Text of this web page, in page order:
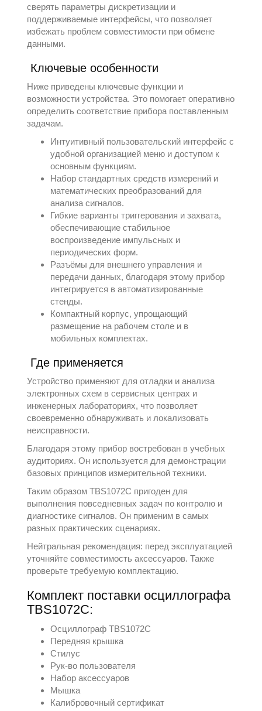
сверять параметры дискретизации и
поддерживаемые интерфейсы, что позволяет
избежать проблем совместимости при обмене
данными.
Ключевые особенности
Ниже приведены ключевые функции и
возможности устройства. Это помогает оперативно
определить соответствие прибора поставленным
задачам.
Интуитивный пользовательский интерфейс с
удобной организацией меню и доступом к
основным функциям.
Набор стандартных средств измерений и
математических преобразований для
анализа сигналов.
Гибкие варианты триггерования и захвата,
обеспечивающие стабильное
воспроизведение импульсных и
периодических форм.
Разъёмы для внешнего управления и
передачи данных, благодаря этому прибор
интегрируется в автоматизированные
стенды.
Компактный корпус, упрощающий
размещение на рабочем столе и в
мобильных комплектах.
Где применяется
Устройство применяют для отладки и анализа
электронных схем в сервисных центрах и
инженерных лабораториях, что позволяет
своевременно обнаруживать и локализовать
неисправности.
Благодаря этому прибор востребован в учебных
аудиториях. Он используется для демонстрации
базовых принципов измерительной техники.
Таким образом TBS1072C пригоден для
выполнения повседневных задач по контролю и
диагностике сигналов. Он применим в самых
разных практических сценариях.
Нейтральная рекомендация: перед эксплуатацией
уточняйте совместимость аксессуаров. Также
проверьте требуемую комплектацию.
Комплект поставки осциллографа
TBS1072C:
Осциллограф TBS1072C
Передняя крышка
Стилус
Рук-во пользователя
Набор аксессуаров
Мышка
Калибровочный сертификат